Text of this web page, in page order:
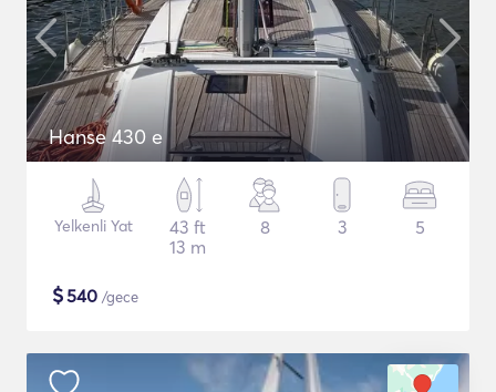
Hanse 430 e
Yelkenli Yat
43 ft
13 m
8 3 5
$540 /gece